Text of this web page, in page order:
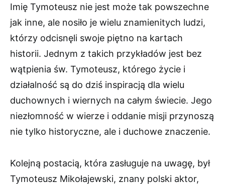
Imię Tymoteusz nie jest może tak powszechne
jak inne, ale nosiło je wielu znamienitych ludzi,
którzy odcisnęli swoje piętno na kartach
historii. Jednym z takich przykładów jest bez
wątpienia św. Tymoteusz, którego życie i
działalność są do dziś inspiracją dla wielu
duchownych i wiernych na całym świecie. Jego
niezłomność w wierze i oddanie misji przynoszą
nie tylko historyczne, ale i duchowe znaczenie.
Kolejną postacią, która zasługuje na uwagę, był
Tymoteusz Mikołajewski, znany polski aktor,